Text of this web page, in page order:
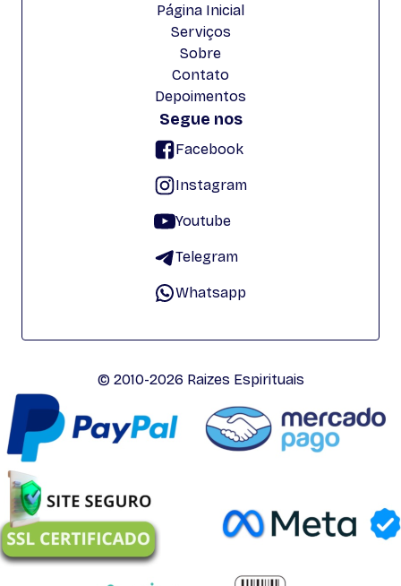
Página Inicial
Serviços
Sobre
Contato
Depoimentos
Segue nos
Facebook
Instagram
Youtube
Telegram
Whatsapp
© 2010-2026 Raizes Espirituais